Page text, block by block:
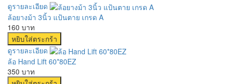
ดูรายละเอียด
ล้อยางม้า 3นิ้ว แป้นตาย เกรด A
160 บาท
ดูรายละเอียด
ล้อ Hand Lift 60*80EZ
350 บาท